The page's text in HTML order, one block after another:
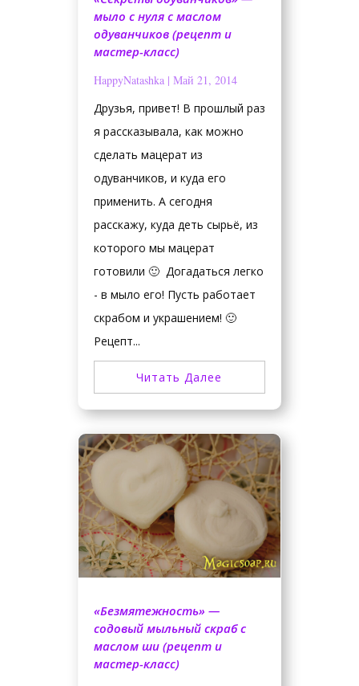
мыло с нуля с маслом
одуванчиков (рецепт и
мастер-класс)
HappyNatashka| Май 21, 2014
Друзья, привет! В прошлый раз
я рассказывала, как можно
сделать мацерат из
одуванчиков, и куда его
применить. А сегодня
расскажу, куда деть сырьё, из
которого мы мацерат
готовили 🙂 Догадаться легко
- в мыло его! Пусть работает
скрабом и украшением! 🙂
Рецепт...
Читать Далее
«Безмятежность» —
содовый мыльный скраб с
маслом ши (рецепт и
мастер-класс)